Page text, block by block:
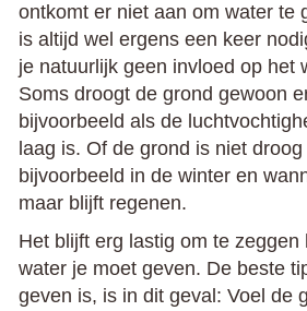
ontkomt er niet aan om water te
is altijd wel ergens een keer
je natuurlijk geen invloed op het
Soms droogt de grond gewoon
bijvoorbeeld als de
laag is. Of de grond is niet
bijvoorbeeld in de winter en
maar blijft regenen.
Het blijft erg lastig om te zeggen
water je moet geven. De beste
geven is, is in dit geval: Voel de